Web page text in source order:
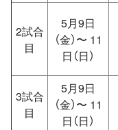
2試合
目
5月9日
（金）〜 11
日（日）
3試合
目
5月9日
（金）〜 11
日（日）